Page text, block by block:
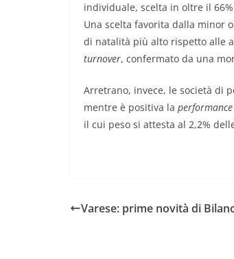
individuale, scelta in oltre il
Una scelta favorita dalla minor
di natalità più alto rispetto alle
turnover, confermato da una
Arretrano, invece, le società di
mentre è positiva la performance
il cui peso si attesta al 2,2%
Varese: prime novità di